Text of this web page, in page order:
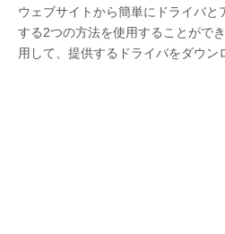
ウェブサイトから簡単にドライバと
する2つの方法を使用することがで
用して、提供するドライバをダウン